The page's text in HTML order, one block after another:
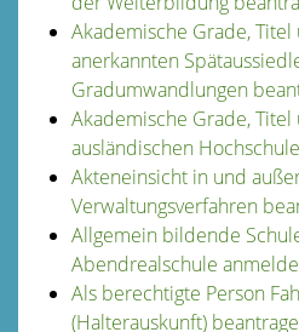
Akademische Grade,
anerkannten
Gradumwandlungen
Akademische Grade,
ausländischen
Akteneinsicht in und
Verwaltungsverfahren
Allgemein bildende
Abendrealschule
Als berechtigte Person
(Halterauskunft)